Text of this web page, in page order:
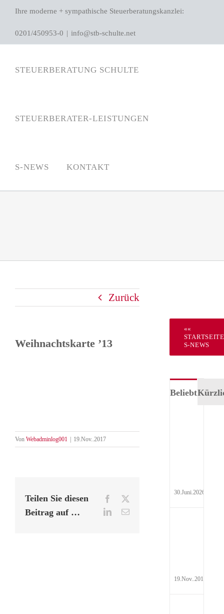
Zum
springen
Ihre moderne + sympathische Steuerberatungskanzlei:
0201/450953-0 | info@stb-schulte.net
STEUERBERATUNG SCHULTE
STEUERBERATER-LEISTUNGEN
S-NEWS KONTAKT
Zurück
Weihnachtskarte ’13
Von Webadminlog001 19.Nov..2017
Teilen Sie diesen
Beitrag auf …
Facebook
LinkedIn
E-
««
STARTSEITE
S-NEWS
Beliebt
30.Juni.2026
19.Nov..2017